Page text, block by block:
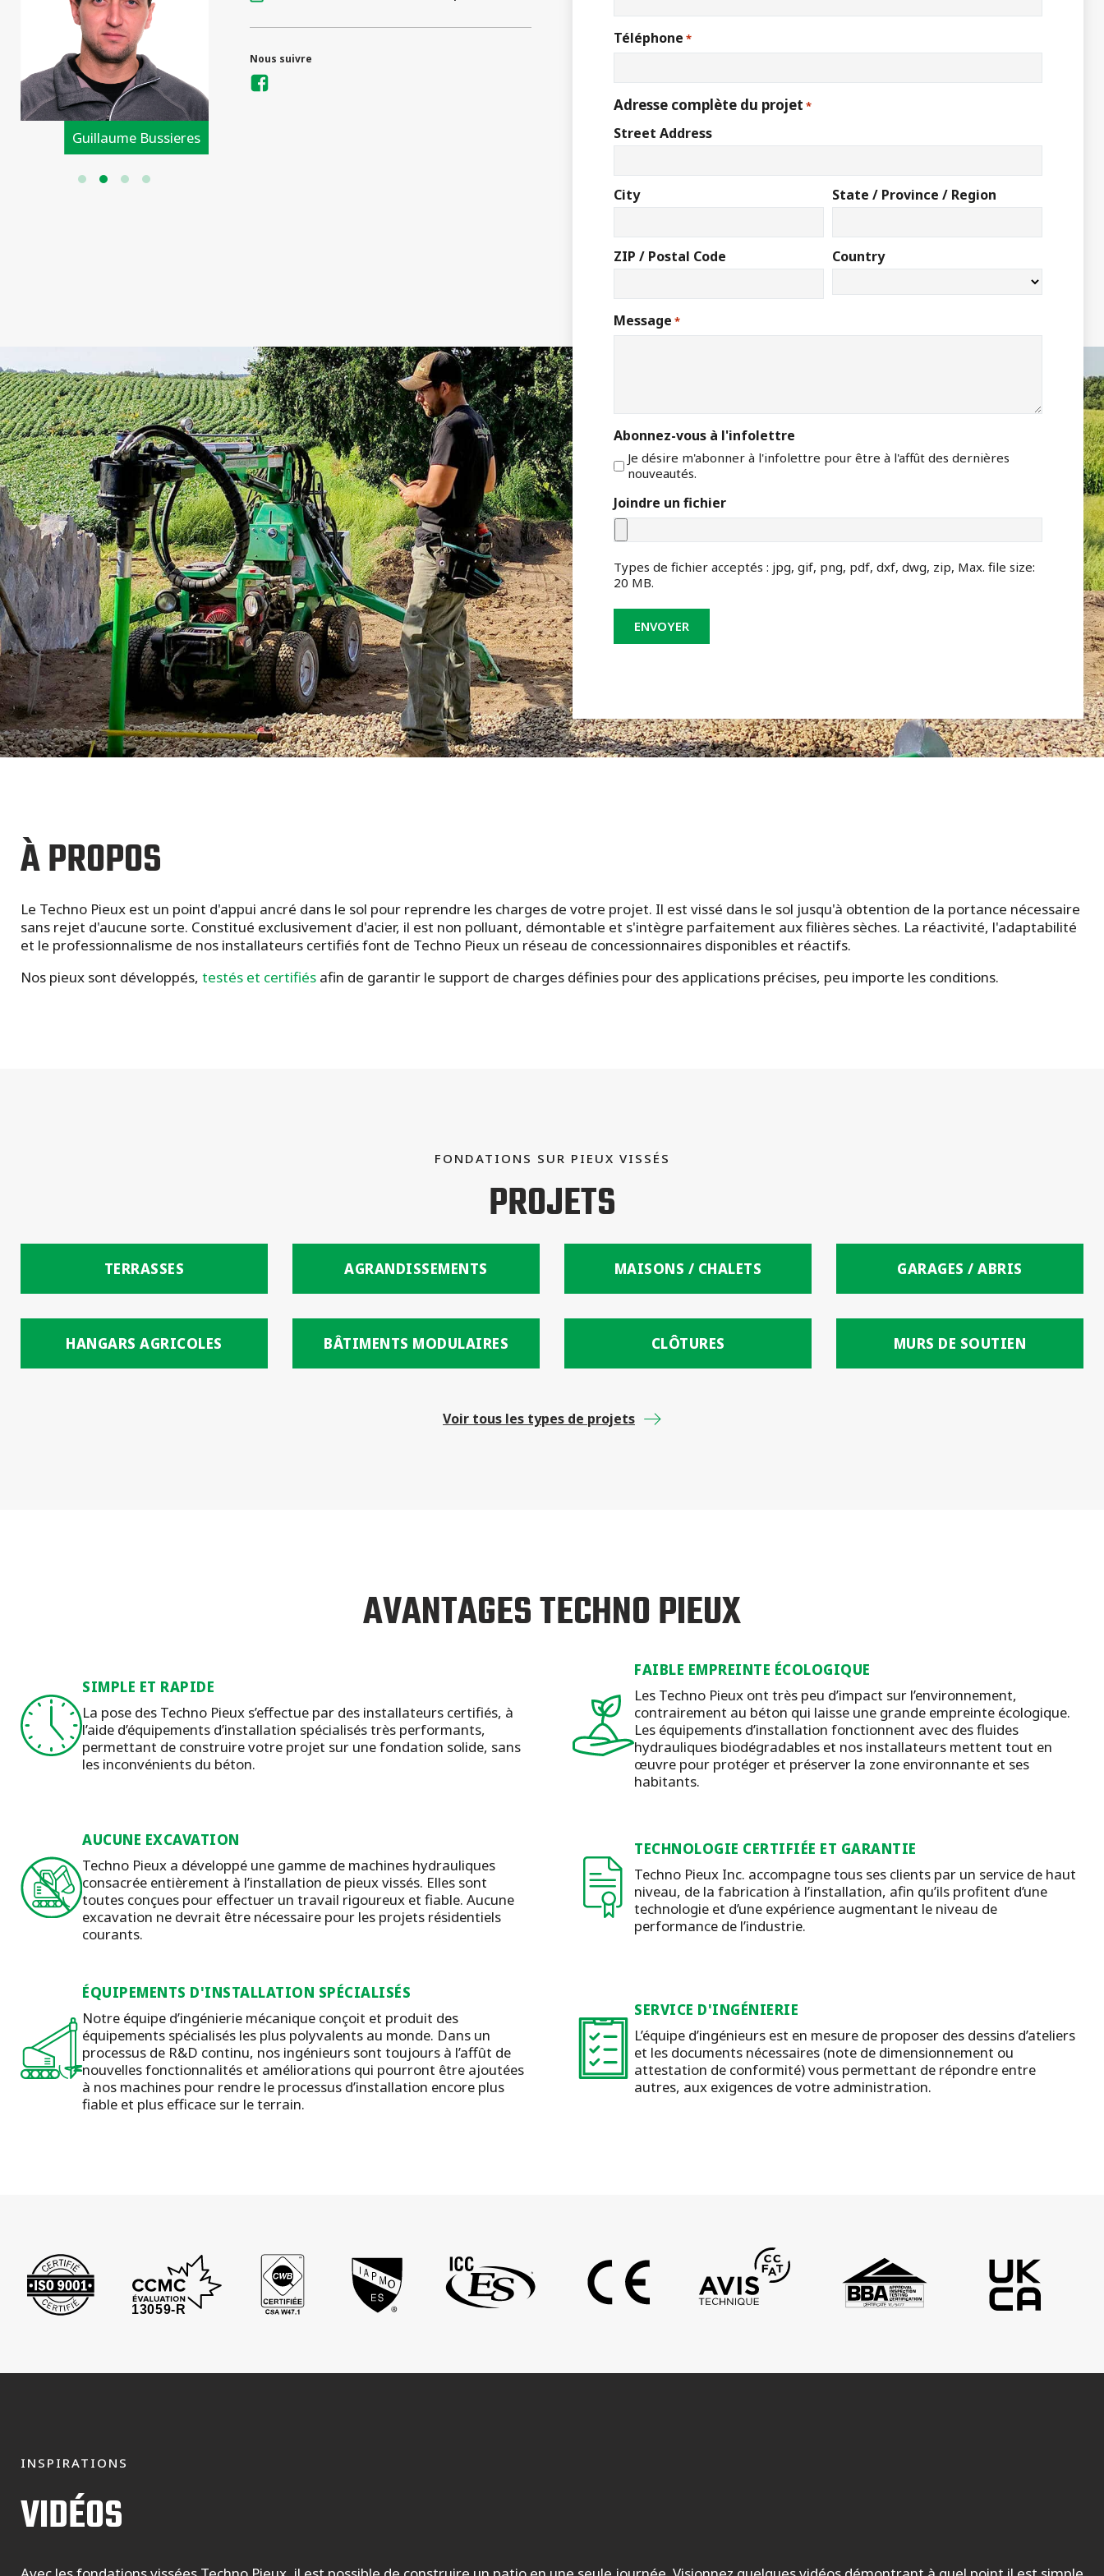
Guillaume Bussieres
Nous suivre
Téléphone *
Adresse complète du projet *
Street Address
City State / Province / Region
ZIP / Postal Code Country
Message *
Abonnez-vous à l'infolettre
Je désire m'abonner à l'infolettre pour être à l'affût des dernières
nouveautés.
Joindre un fichier
Types de fichier acceptés : jpg, gif, png, pdf, dxf, dwg, zip, Max. file size:
20 MB.
À PROPOS
Le Techno Pieux est un point d'appui ancré dans le sol pour reprendre les charges de votre projet. Il est vissé dans le sol jusqu'à obtention de la portance nécessaire
sans rejet d'aucune sorte. Constitué exclusivement d'acier, il est non polluant, démontable et s'intègre parfaitement aux filières sèches. La réactivité, l'adaptabilité
et le professionnalisme de nos installateurs certifiés font de Techno Pieux un réseau de concessionnaires disponibles et réactifs.
Nos pieux sont développés, testés et certifiés afin de garantir le support de charges définies pour des applications précises, peu importe les conditions.
FONDATIONS SUR PIEUX VISSÉS
PROJETS
TERRASSES AGRANDISSEMENTS MAISONS / CHALETS GARAGES / ABRIS
HANGARS AGRICOLES BÂTIMENTS MODULAIRES CLÔTURES MURS DE SOUTIEN
Voir tous les types de projets
AVANTAGES TECHNO PIEUX
SIMPLE ET RAPIDE
La pose des Techno Pieux s’effectue par des installateurs certifiés, à
l’aide d’équipements d’installation spécialisés très performants,
permettant de construire votre projet sur une fondation solide, sans
les inconvénients du béton.
FAIBLE EMPREINTE ÉCOLOGIQUE
Les Techno Pieux ont très peu d’impact sur l’environnement,
contrairement au béton qui laisse une grande empreinte écologique.
Les équipements d’installation fonctionnent avec des fluides
hydrauliques biodégradables et nos installateurs mettent tout en
œuvre pour protéger et préserver la zone environnante et ses
habitants.
AUCUNE EXCAVATION
Techno Pieux a développé une gamme de machines hydrauliques
consacrée entièrement à l’installation de pieux vissés. Elles sont
toutes conçues pour effectuer un travail rigoureux et fiable. Aucune
excavation ne devrait être nécessaire pour les projets résidentiels
courants.
TECHNOLOGIE CERTIFIÉE ET GARANTIE
Techno Pieux Inc. accompagne tous ses clients par un service de haut
niveau, de la fabrication à l’installation, afin qu’ils profitent d’une
technologie et d’une expérience augmentant le niveau de
performance de l’industrie.
ÉQUIPEMENTS D'INSTALLATION SPÉCIALISÉS
Notre équipe d’ingénierie mécanique conçoit et produit des
équipements spécialisés les plus polyvalents au monde. Dans un
processus de R&D continu, nos ingénieurs sont toujours à l’affût de
nouvelles fonctionnalités et améliorations qui pourront être ajoutées
à nos machines pour rendre le processus d’installation encore plus
fiable et plus efficace sur le terrain.
SERVICE D'INGÉNIERIE
L’équipe d’ingénieurs est en mesure de proposer des dessins d’ateliers
et les documents nécessaires (note de dimensionnement ou
attestation de conformité) vous permettant de répondre entre
autres, aux exigences de votre administration.
INSPIRATIONS
VIDÉOS